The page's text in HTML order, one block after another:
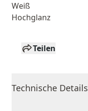
Weiß
Hochglanz
Teilen
Technische Details